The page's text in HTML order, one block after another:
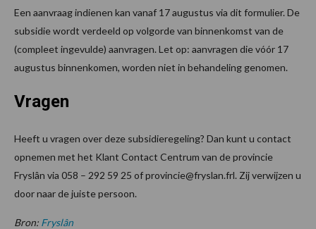
Een aanvraag indienen kan vanaf 17 augustus via dit formulier. De
subsidie wordt verdeeld op volgorde van binnenkomst van de
(compleet ingevulde) aanvragen. Let op: aanvragen die vóór 17
augustus binnenkomen, worden niet in behandeling genomen.
Vragen
Heeft u vragen over deze subsidieregeling? Dan kunt u contact
opnemen met het Klant Contact Centrum van de provincie
Fryslân via 058 – 292 59 25 of provincie@fryslan.frl. Zij verwijzen u
door naar de juiste persoon.
Bron: Fryslân